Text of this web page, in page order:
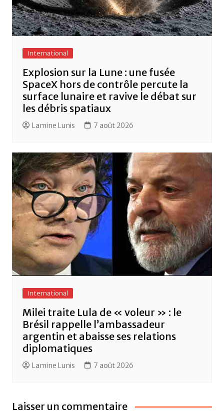
International
Explosion sur la Lune : une fusée
SpaceX hors de contrôle percute la
surface lunaire et ravive le débat sur
les débris spatiaux
Lamine Lunis 7 août 2026
International
Milei traite Lula de « voleur » : le
Brésil rappelle l’ambassadeur
argentin et abaisse ses relations
diplomatiques
Lamine Lunis 7 août 2026
Laisser un commentaire